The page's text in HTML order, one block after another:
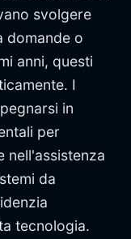
svolgere
domande o
anni, questi
I
in
per
nell'assistenza
da
tecnologia.